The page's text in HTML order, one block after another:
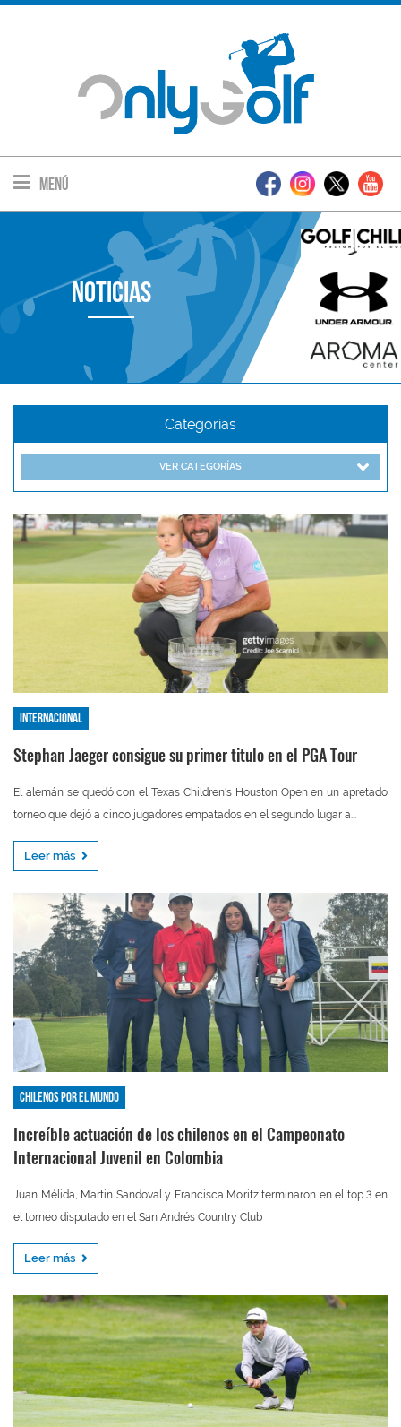
Menú
Noticias
Categorías
VER CATEGORÍAS
Internacional
Stephan Jaeger consigue su primer titulo en el PGA Tour
El alemán se quedó con el Texas Children's Houston Open en un apretado
torneo que dejó a cinco jugadores empatados en el segundo lugar a...
Leer más
Chilenos por el mundo
Increíble actuación de los chilenos en el Campeonato
Internacional Juvenil en Colombia
Juan Mélida, Martin Sandoval y Francisca Moritz terminaron en el top 3 en
el torneo disputado en el San Andrés Country Club
Leer más